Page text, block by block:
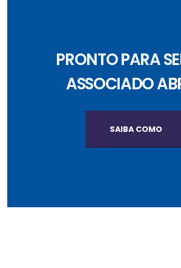
PRONTO PARA
ASSOCIADO
SAIBA COMO